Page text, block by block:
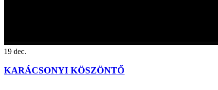
19 dec.
KARÁCSONYI KÖSZÖNTŐ